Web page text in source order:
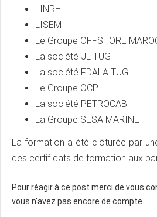
L'INRH
L'ISEM
Le Groupe OFFSHORE
La société JL TUG
La société FDALA TUG
Le Groupe OCP
La société PETROCAB
La Groupe SESA MARINE
La formation a été clôturée par
des certificats de formation aux
Pour réagir à ce post merci de vous
vous n'avez pas encore de compte.